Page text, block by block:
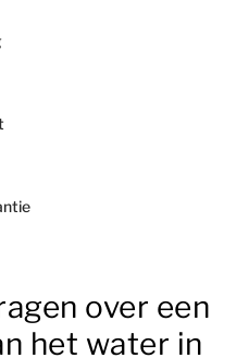
over een
het water in